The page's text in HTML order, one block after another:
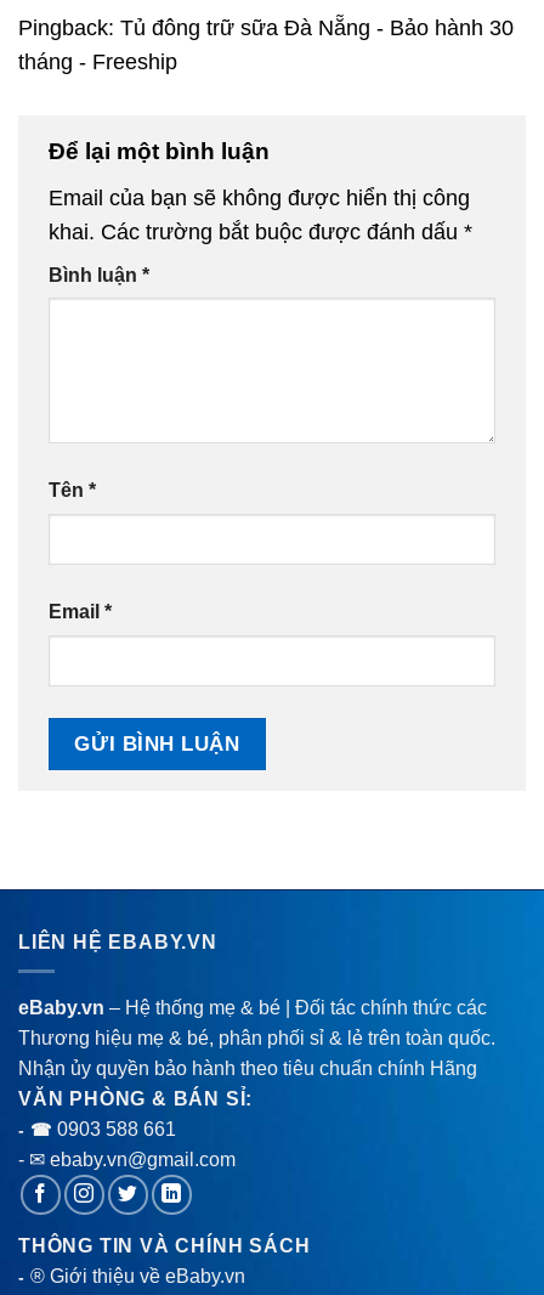
Pingback: Tủ đông trữ sữa Đà Nẵng - Bảo hành 30
tháng - Freeship
Để lại một bình luận
Email của bạn sẽ không được hiển thị công
khai. Các trường bắt buộc được đánh dấu *
Bình luận *
Tên *
Email *
LIÊN HỆ EBABY.VN
eBaby.vn – Hệ thống mẹ & bé | Đối tác chính thức các
Thương hiệu mẹ & bé, phân phối sỉ & lẻ trên toàn quốc.
Nhận ủy quyền bảo hành theo tiêu chuẩn chính Hãng
VĂN PHÒNG & BÁN SỈ:
- ☎ 0903 588 661
- ✉ ebaby.vn@gmail.com
THÔNG TIN VÀ CHÍNH SÁCH
-® Giới thiệu về eBaby.vn